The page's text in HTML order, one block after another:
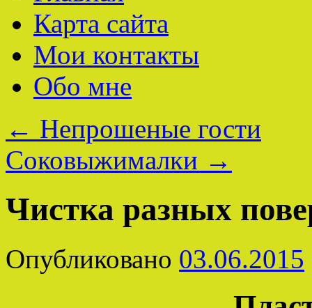
Карта сайта
Мои контакты
Обо мне
← Непрошеные гости
Соковыжималки →
Чистка разных
Опубликовано 03.06.2015